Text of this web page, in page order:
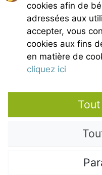
Conditions
Copyright © 2021 – Domaine
pictures are the properties of
cookies afin de
adressées aux
accepter, vous
cookies aux fins
en matière de
cliquez ici